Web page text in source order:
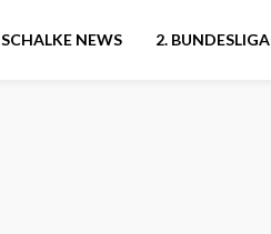
SCHALKE NEWS 2. BUNDESLIGA